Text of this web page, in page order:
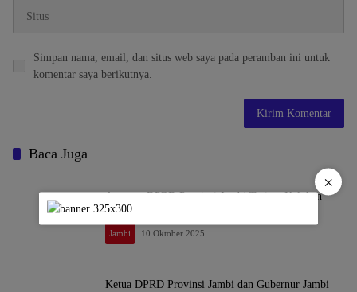
Simpan nama, email, dan situs web saya pada peramban ini untuk
komentar saya berikutnya.
Baca Juga
Anggota DPRD Provinsi Jambi Terima Keluhan
Persatuan PPPK Paruh Waktu
Jambi 10 Oktober 2025
Ketua DPRD Provinsi Jambi dan Gubernur Jambi
×